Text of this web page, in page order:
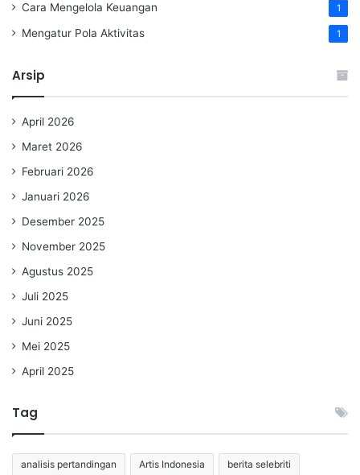
Cara Mengelola Keuangan 1
Mengatur Pola Aktivitas 1
Arsip
April 2026
Maret 2026
Februari 2026
Januari 2026
Desember 2025
November 2025
Agustus 2025
Juli 2025
Juni 2025
Mei 2025
April 2025
Tag
analisis pertandingan Artis Indonesia berita selebriti